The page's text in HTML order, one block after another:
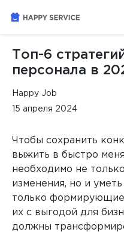
Топ-6
персонала в
Happy Job
15 апреля 2024
Чтобы сохранить
выжить в быстро
необходимо не
изменения, но и
только
их с выгодой для
должны